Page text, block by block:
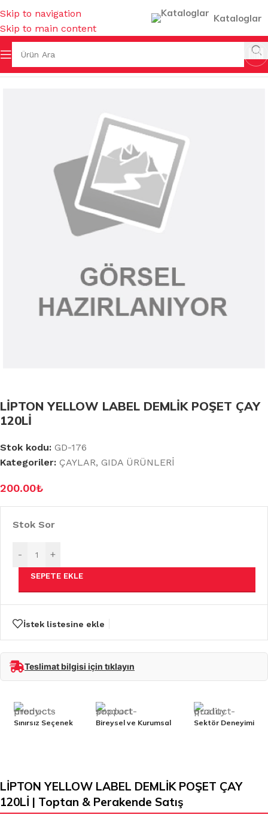
Skip to navigation
Skip to main content
Kataloglar
Ana Sayfa
LİPTON YELLOW LABEL DEMLİK POŞET ÇAY
120Lİ
Stok kodu: GD-176
Kategoriler: ÇAYLAR, GIDA ÜRÜNLERİ
200.00₺
Stok Sor
- +
SEPETE EKLE
İstek listesine ekle
Teslimat bilgisi için tıklayın
Sınırsız Seçenek Bireysel ve Kurumsal Sektör Deneyimi
LİPTON YELLOW LABEL DEMLİK POŞET ÇAY
120Lİ | Toptan & Perakende Satış